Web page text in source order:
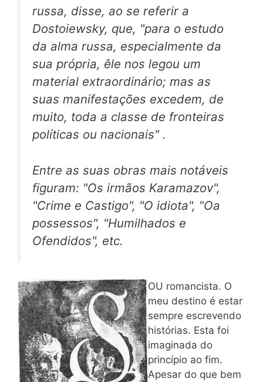
russa, disse, ao se referir a
Dostoiewsky, que, "para o estudo
da alma russa, especialmente da
sua própria, êle nos legou um
material extraordinário; mas as
suas manifestações excedem, de
muito, toda a classe de fronteiras
políticas ou nacionais" .
Entre as suas obras mais notáveis
figuram: "Os irmãos Karamazov",
"Crime e Castigo", "O idiota", "Oa
possessos", "Humilhados e
Ofendidos", etc.
OU romancista. O
meu destino é estar
sempre escrevendo
histórias. Esta foi
imaginada do
princípio ao fim.
Apesar do que bem